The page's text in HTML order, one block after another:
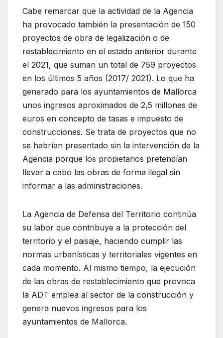
Cabe remarcar que la actividad de la Agencia
ha provocado también la presentación de 150
proyectos de obra de legalización o de
restablecimiento en el estado anterior durante
el 2021, que suman un total de 759 proyectos
en los últimos 5 años (2017/ 2021). Lo que ha
generado para los ayuntamientos de Mallorca
unos ingresos aproximados de 2,5 millones de
euros en concepto de tasas e impuesto de
construcciones. Se trata de proyectos que no
se habrían presentado sin la intervención de la
Agencia porque los propietarios pretendían
llevar a cabo las obras de forma ilegal sin
informar a las administraciones.
La Agencia de Defensa del Territorio continúa
su labor que contribuye a la protección del
territorio y el paisaje, haciendo cumplir las
normas urbanísticas y territoriales vigentes en
cada momento. Al mismo tiempo, la ejecución
de las obras de restablecimiento que provoca
la ADT emplea al sector de la construcción y
genera nuevos ingresos para los
ayuntamientos de Mallorca.